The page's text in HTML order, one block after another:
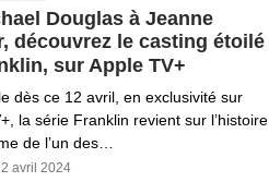
Douglas à Jeanne
découvrez le casting étoilé
sur Apple TV+
dès ce 12 avril, en exclusivité sur
la série Franklin revient sur l’histoire
de l’un des…
avril 2024